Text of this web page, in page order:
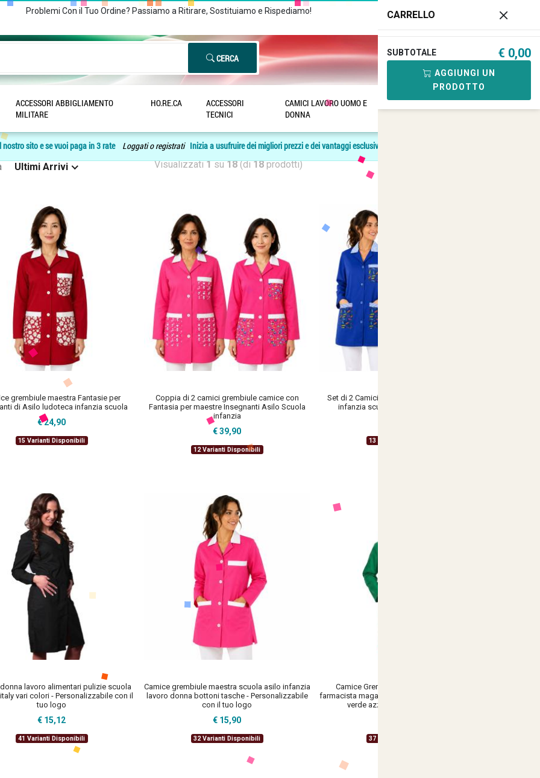
Problemi Con il Tuo Ordine? Passiamo a Ritirare, Sostituiamo e Rispediamo! Chiamaci
CERCA 0
ACCESSORI ABBIGLIAMENTO
MILITARE
HO.RE.CA
ACCESSORI
TECNICI
CAMICI LAVORO UOMO E
DONNA
SANITARIA
ANFIBI E
sito e se vuoi paga in 3 rate Loggati o registrati Inizia a usufruire dei migliori prezzi e dei vantaggi esclusivi.
CAMICI PER BIDELLI
Ultimi Arrivi Visualizzati1su18(di18prodotti)
grembiule maestra Fantasie per
di Asilo ludoteca infanzia scuola
€ 24,90
15 Varianti Disponibili
Coppia di 2 camici grembiule camice con
Fantasia per maestre Insegnanti Asilo Scuola
infanzia
€ 39,90
12 Varianti Disponibili
Set di 2 Camici per maestra asilo grembiule
infanzia scuola con fantasia colorata
13 Varianti Disponibili
lavoro alimentari pulizie scuola
vari colori - Personalizzabile con il
tuo logo
€ 15,12
41 Varianti Disponibili
Camice grembiule maestra scuola asilo infanzia
lavoro donna bottoni tasche - Personalizzabile
con il tuo logo
€ 15,90
32 Varianti Disponibili
Camice Grembiule uomo misto cotone
farmacista magazziniere lavoro bianco blu nero
verde azzurro - Personalizzabile
37 Varianti Disponibili
CARRELLO
SUBTOTALE € 0,00
AGGIUNGI UN
PRODOTTO